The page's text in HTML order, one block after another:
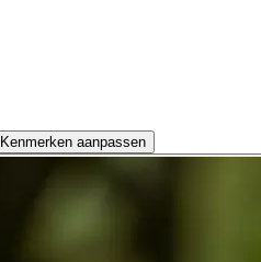
Kenmerken aanpassen